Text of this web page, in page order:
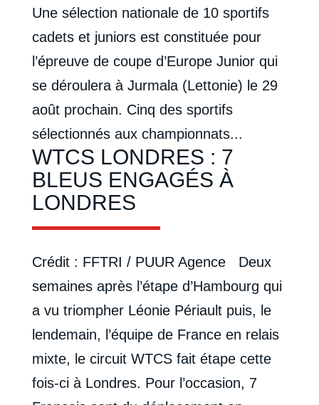
Une sélection nationale de 10 sportifs
cadets et juniors est constituée pour
l’épreuve de coupe d’Europe Junior qui
se déroulera à Jurmala (Lettonie) le 29
août prochain. Cinq des sportifs
sélectionnés aux championnats...
WTCS LONDRES : 7
BLEUS ENGAGÉS À
LONDRES
Crédit : FFTRI / PUUR Agence Deux
semaines après l’étape d’Hambourg qui
a vu triompher Léonie Périault puis, le
lendemain, l’équipe de France en relais
mixte, le circuit WTCS fait étape cette
fois-ci à Londres. Pour l’occasion, 7